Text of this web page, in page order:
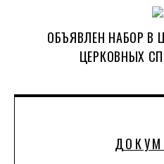
ОБЪЯВЛЕН НАБОР В
ЦЕРКОВНЫХ